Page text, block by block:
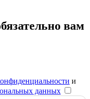
вам
и
данных